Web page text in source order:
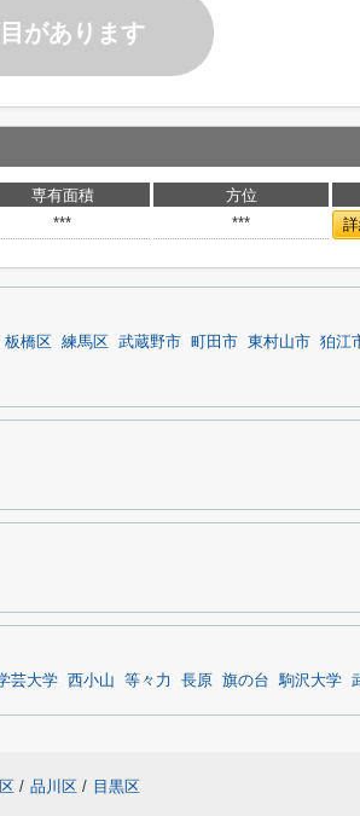
があります
専有面積 方位
*** ***
板橋区 練馬区 武蔵野市 町田市 東村山市 狛江
芸大学 西小山 等々力 長原 旗の台 駒沢大学
/ 品川区 / 目黒区